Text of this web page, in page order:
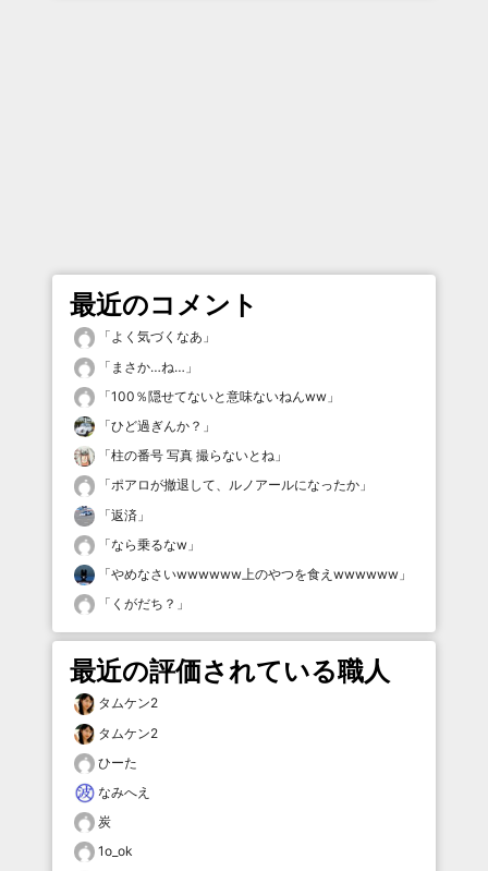
最近のコメント
「よく気づくなあ 」
「 まさか…ね… 」
「100％隠せてないと意味ないねんww 」
「ひど過ぎんか？ 」
「柱の番号 写真 撮らないとね 」
「ポアロが撤退して、ルノアールになったか 」
「返済 」
「なら乗るなw 」
「やめなさいwwwwww上のやつを食えwwwwww 」
「 くがだち？ 」
最近の評価されている職人
タムケン2
タムケン2
ひーた
なみへえ
炭
1o_ok